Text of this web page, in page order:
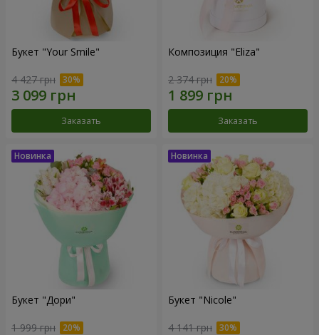
Букет "Your Smile"
4 427 грн
Заказать
Композиция "Eliza"
2 374 грн
Заказать
Букет "Дори"
1 999 грн
Букет "Nicole"
4 141 грн